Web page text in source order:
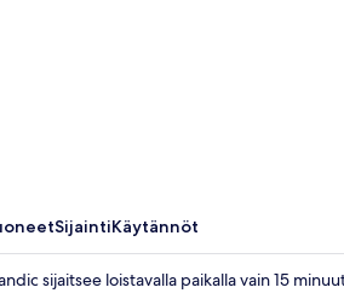
SijaintiKäytännöt
sijaitsee loistavalla paikalla vain 15